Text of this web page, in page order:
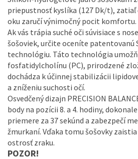
priepustnosť kyslíka (127 Dk/t), zatiaľ
oku zaručí výnimočný pocit komfortu.
Ak vás trápia suché oči súvisiace s
šošoviek, určite oceníte patentovanú
technológiu. Táto technológia
fosfatidylcholínu (PC), prirodzené
dochádza k účinnej stabilizácii
a zníženiu suchosti očí.
Osvedčený dizajn PRECISION
body na pozícii 8. a 4. hodiny,
priemere za 37 sekúnd a zabezpečí
žmurkaní. Vďaka tomu šošovky
ostrosť zraku.
POZOR!